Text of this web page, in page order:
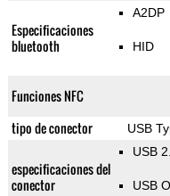
Especificaciones
bluetooth
A2DP
HID
Funciones NFC
tipo de conector USB
especificaciones del
conector
USB
USB